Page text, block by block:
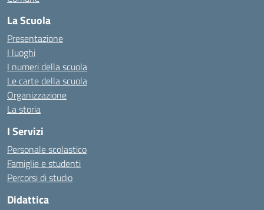
La Scuola
Presentazione
I luoghi
I numeri della scuola
Le carte della scuola
Organizzazione
La storia
I Servizi
Personale scolastico
Famiglie e studenti
Percorsi di studio
Didattica